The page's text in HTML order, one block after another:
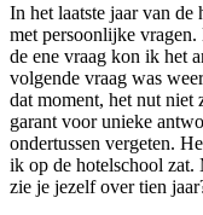
In het laatste jaar van de
met persoonlijke
de ene vraag kon ik het
volgende vraag was
dat moment, het nut
garant voor unieke
ondertussen vergeten.
ik op de hotelschool zat.
zie je jezelf over tien